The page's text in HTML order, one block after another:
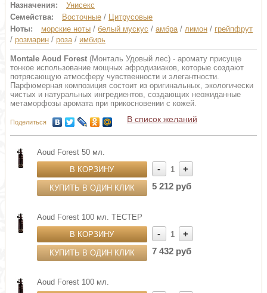
Назначения:
Унисекс
Семейства:
Восточные / Цитрусовые
Ноты:
морские ноты / белый мускус / амбра/ лимон / грейпфрут
/ розмарин / роза/ имбирь
Montale Aoud Forest (Монталь Удовый лес) - аромату присуще
тонкое использование мощных афродизиаков, которые создают
потрясающую атмосферу чувственности и элегантности.
Парфюмерная композиция состоит из оригинальных, экологически
чистых и натуральных ингредиентов, создающих неожиданные
метаморфозы аромата при прикосновении с кожей.
Поделиться В список желаний
Aoud Forest 50 мл.
В КОРЗИНУ
КУПИТЬ В ОДИН КЛИК
- 1
+
5 212 руб
Aoud Forest 100 мл. ТЕСТЕР
В КОРЗИНУ
КУПИТЬ В ОДИН КЛИК
- 1
+
7 432 руб
Aoud Forest 100 мл.